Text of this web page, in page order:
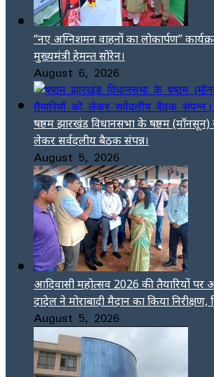
“नए अग्निशमन वाहनों का लोकार्पण”
मुख्यमंत्री हेमन्त सोरेन।
August 6, 2026
षष्ठम झारखंड विधानसभा के षष्ठम (मॉनसून)
लेकर सर्वदलीय बैठक संपन्न।
August 5, 2026
आदिवासी महोत्सव 2026 की तैयारियों
दादेल ने मोराबादी मैदान का किया निरीक्षण,
August 5, 2026